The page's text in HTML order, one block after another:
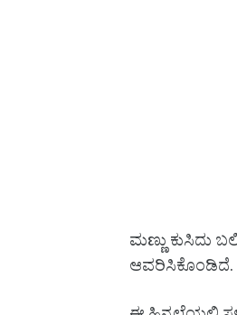
ಮಣ್ಣು ಕುಸಿದು
ಆವರಿಸಿಕೊಂಡಿದೆ.